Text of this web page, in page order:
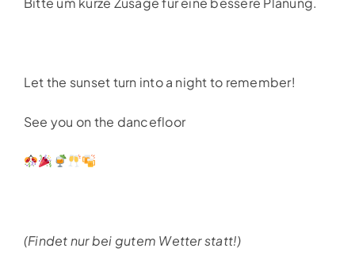
Let the sunset turn into a night to remember!
See you on the dancefloor
(Findet nur bei gutem Wetter statt!)